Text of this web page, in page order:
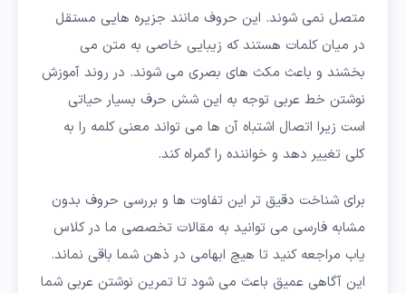
متصل نمی شوند. این حروف مانند جزیره هایی مستقل
در میان کلمات هستند که زیبایی خاصی به متن می
بخشند و باعث مکث های بصری می شوند. در روند آموزش
نوشتن خط عربی توجه به این شش حرف بسیار حیاتی
است زیرا اتصال اشتباه آن ها می تواند معنی کلمه را به
کلی تغییر دهد و خواننده را گمراه کند.
برای شناخت دقیق تر این تفاوت ها و بررسی حروف بدون
مشابه فارسی می توانید به مقالات تخصصی ما در کلاس
یاب مراجعه کنید تا هیچ ابهامی در ذهن شما باقی نماند.
این آگاهی عمیق باعث می شود تا تمرین نوشتن عربی شما